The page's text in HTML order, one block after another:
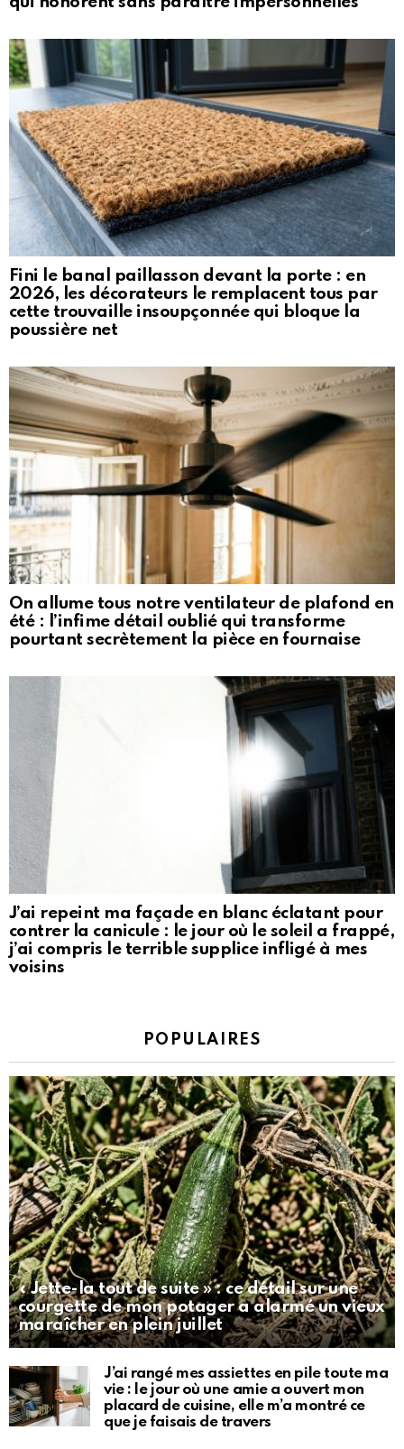
Fini le banal paillasson devant la porte : en
2026, les décorateurs le remplacent tous par
cette trouvaille insoupçonnée qui bloque la
poussière net
On allume tous notre ventilateur de plafond en
été : l’infime détail oublié qui transforme
pourtant secrètement la pièce en fournaise
J’ai repeint ma façade en blanc éclatant pour
contrer la canicule : le jour où le soleil a frappé,
j’ai compris le terrible supplice infligé à mes
voisins
POPULAIRES
« Jette-la tout de suite » : ce détail sur une
courgette de mon potager a alarmé un vieux
maraîcher en plein juillet
J’ai rangé mes assiettes en pile toute ma
vie : le jour où une amie a ouvert mon
placard de cuisine, elle m’a montré ce
que je faisais de travers